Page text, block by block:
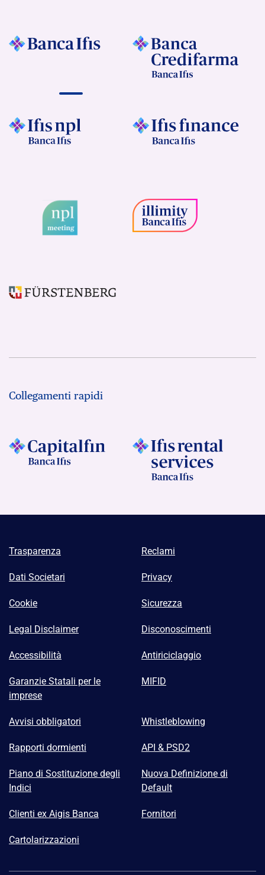
Collegamenti rapidi
Trasparenza Reclami
Dati Societari Privacy
Cookie Sicurezza
Legal Disclaimer Disconoscimenti
Accessibilità Antiriciclaggio
Garanzie Statali per le
imprese
MIFID
Avvisi obbligatori Whistleblowing
Rapporti dormienti API & PSD2
Piano di Sostituzione degli
Indici
Nuova Definizione di
Default
Clienti ex Aigis Banca Fornitori
Cartolarizzazioni